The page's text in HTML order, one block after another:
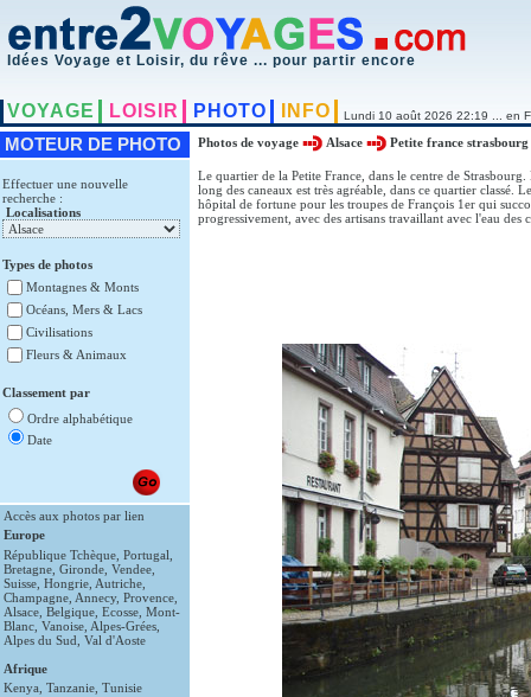
Idées Voyage et Loisir, du rêve ... pour partir encore
VOYAGE LOISIR PHOTO INFO Lundi 10 août 2026 22:19 ... en
MOTEUR DE PHOTO
Effectuer une nouvelle
recherche :
Localisations
Types de photos
Montagnes & Monts
Océans, Mers & Lacs
Civilisations
Fleurs & Animaux
Classement par
Ordre alphabétique
Date
Accès aux photos par lien
Europe
République Tchèque Portugal
Bretagne Gironde Vendee
Suisse Hongrie Autriche
Champagne Annecy, Provence
Alsace Belgique Ecosse Mont-
Blanc Vanoise Alpes-Grées
Alpes du Sud Val d'Aoste
Afrique
Kenya Tanzanie Tunisie
Photos de voyage Alsace Petite france strasbourg
Le quartier de la Petite France, dans le centre de
long des caneaux est très agréable, dans ce quartier
hôpital de fortune pour les troupes de François 1er qui
progressivement, avec des artisans travaillant avec l'eau